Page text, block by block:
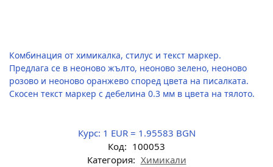
Комбинация от химикалка, стилус и текст маркер.
Предлага се в неоново жълто, неоново зелено, неоново
розово и неоново оранжево според цвета на писалката.
Скосен текст маркер с дебелина 0.3 мм в цвета на тялото.
Курс: 1 EUR = 1.95583 BGN
Код: 100053
Категория: Химикали